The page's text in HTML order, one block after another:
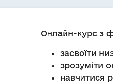
Онлайн-курс з
засвоїти
зрозуміти
навчитися